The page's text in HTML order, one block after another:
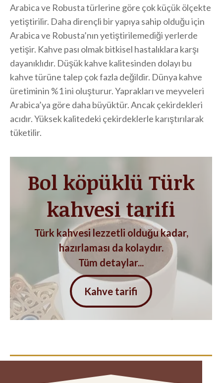
Arabica ve Robusta türlerine göre çok küçük ölçekte
yetiştirilir. Daha dirençli bir yapıya sahip olduğu için
Arabica ve Robusta’nın yetiştirilemediği yerlerde
yetişir. Kahve pası olmak bitkisel hastalıklara karşı
dayanıklıdır. Düşük kahve kalitesinden dolayı bu
kahve türüne talep çok fazla değildir. Dünya kahve
üretiminin %1 ini oluşturur. Yaprakları ve meyveleri
Arabica’ya göre daha büyüktür. Ancak çekirdekleri
acıdır. Yüksek kalitedeki çekirdeklerle karıştırılarak
tüketilir.
Bol köpüklü Türk
kahvesi tarifi
Türk kahvesi lezzetli olduğu kadar,
hazırlaması da kolaydır.
Tüm detaylar...
Kahve tarifi